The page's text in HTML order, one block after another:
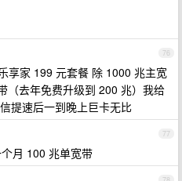
76
享家 199 元套餐 除 1000 兆主宽
（去年免费升级到 200 兆）我给
提速后一到晚上巨卡无比
77
月 100 兆单宽带